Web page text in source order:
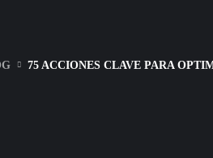
75 ACCIONES CLAVE PARA